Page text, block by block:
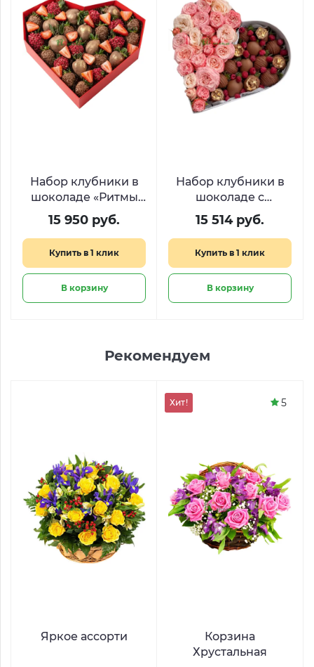
Набор клубники в
шоколаде «Ритмы
сердца»
15 950 руб.
Купить в 1 клик
В корзину
Набор клубники в
шоколаде с
малиной и
пионовидными
розами «Десерт для
королевы​»
15 514 руб.
Купить в 1 клик
В корзину
Рекомендуем
Яркое ассорти
Корзина
Хрустальная
Хит! 5